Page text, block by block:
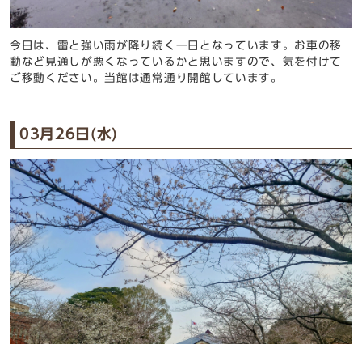
今日は、雷と強い雨が降り続く一日となっています。お車の移
動など見通しが悪くなっているかと思いますので、気を付けて
ご移動ください。当館は通常通り開館しています。
03月26日(水)